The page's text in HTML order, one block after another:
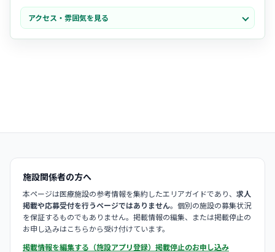
・利用者様お一人おひとりとゆっくりお話しできる、アットホームで
穏やかな時間 が流れています。
・スタッフ同士の距離が近く、困ったときにはすぐに相談し合えるチ
アクセス・雰囲気を見る
施設関係者の方へ
本ページは医療施設の参考情報を集約したエリアガイドであり、 求人
掲載や応募受付を行うページではありません。個別の施設の募集状況
を保証するものでもありません。掲載情報の編集、または掲載停止の
お申し込みはこちらから受け付けています。
掲載情報を編集する（施設アプリ登録） 掲載停止のお申し込み